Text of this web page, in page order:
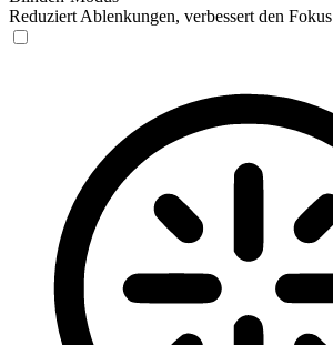
Reduziert Ablenkungen, verbessert den Fokus